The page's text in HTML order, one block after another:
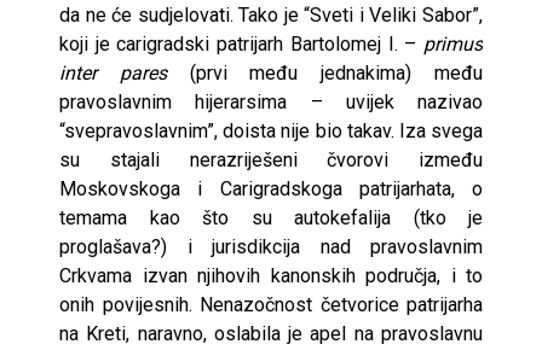
da ne će sudjelovati. Tako je “Sveti i Veliki Sabor”,
koji je carigradski patrijarh Bartolomej I. – primus
inter pares(prvi među jednakima) među
pravoslavnim hijerarsima – uvijek nazivao
“svepravoslavnim”, doista nije bio takav. Iza svega
su stajali nerazriješeni čvorovi između
Moskovskoga i Carigradskoga patrijarhata, o
temama kao što su autokefalija (tko je
proglašava?) i jurisdikcija nad pravoslavnim
Crkvama izvan njihovih kanonskih područja, i to
onih povijesnih. Nenazočnost četvorice patrijarha
na Kreti, naravno, oslabila je apel na pravoslavnu